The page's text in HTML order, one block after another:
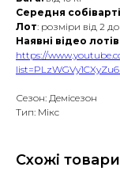
Середня
Лот: розміри від 2 до
Наявні відео
https://
Сезон: Демісезон
Тип: Мікс
Схожі товари